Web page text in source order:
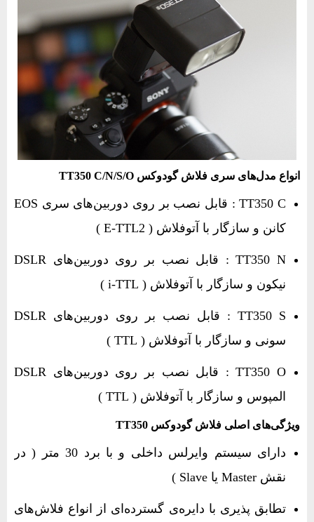
انواع مدل‌های سری فلاش گودوکس TT350 C/N/S/O
TT350 C : قابل نصب بر روی دوربین‌های سری EOS
کانن و سازگار با آتوفلاش ( E-TTL2 )
TT350 N : قابل نصب بر روی دوربین‌های DSLR
نیکون و سازگار با آتوفلاش ( i-TTL )
TT350 S : قابل نصب بر روی دوربین‌های DSLR
سونی و سازگار با آتوفلاش ( TTL )
TT350 O : قابل نصب بر روی دوربین‌های DSLR
المپوس و سازگار با آتوفلاش ( TTL )
ویژگی‌های اصلی فلاش گودوکس‌ TT350‌‌
دارای سیستم وایرلس داخلی و با برد 30 متر ( در
نقش Master یا Slave )
تطابق پذیری با دایره‌ی گسترده‌ای از انواع فلاش‌های